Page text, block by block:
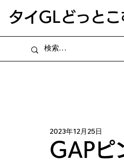
タイGLどっとこ
GAPピ
2023年12月25日